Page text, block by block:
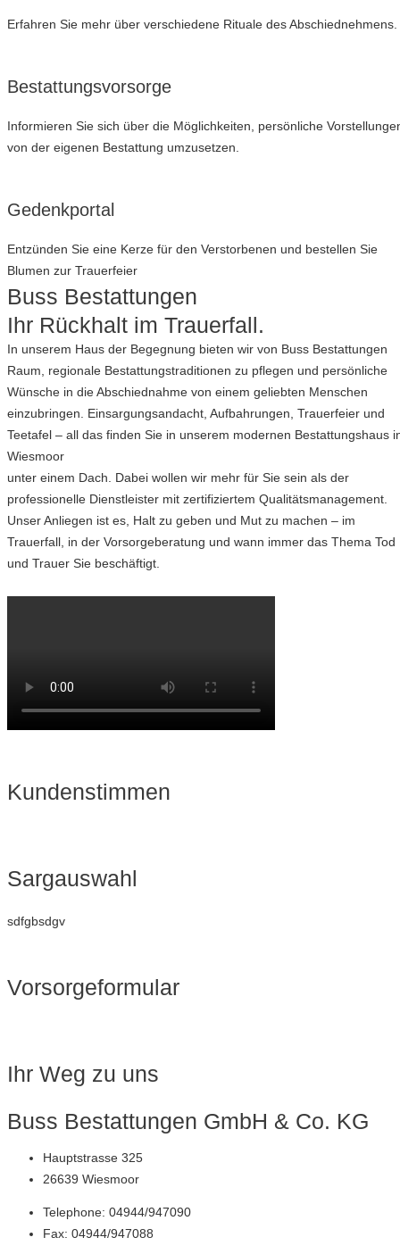
Erfahren Sie mehr über verschiedene Rituale des Abschiednehmens.
Bestattungsvorsorge
Informieren Sie sich über die Möglichkeiten, persönliche
von der eigenen Bestattung umzusetzen.
Gedenkportal
Entzünden Sie eine Kerze für den Verstorbenen und bestellen Sie
Blumen zur Trauerfeier
Buss Bestattungen
Ihr Rückhalt im Trauerfall.
In unserem Haus der Begegnung bieten wir von Buss Bestattungen
Raum, regionale Bestattungs­traditionen zu pflegen und persönliche
Wünsche in die Abschied­nahme von einem geliebten Menschen
einzubringen. Einsargungs­andacht, Aufbahrungen, Trauer­feier und
Teetafel – all das finden Sie in unserem modernen Bestattungs­haus
Wiesmoor
unter einem Dach. Dabei wollen wir mehr für Sie sein als der
professionelle Dienst­leister mit zertifiziertem Qualitäts­management.
Unser Anliegen ist es, Halt zu geben und Mut zu machen – im
Trauerfall, in der Vorsorge­beratung und wann immer das Thema Tod
und Trauer Sie beschäftigt.
Kundenstimmen
Sargauswahl
sdfgbsdgv
Vorsorgeformular
Ihr Weg zu uns
Buss Bestattungen GmbH & Co. KG
Hauptstrasse 325
26639 Wiesmoor
Telephone: 04944/947090
Fax: 04944/947088